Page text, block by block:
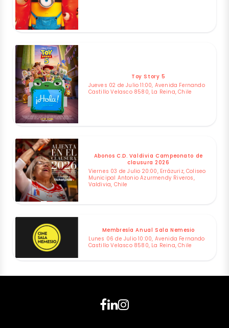
Toy Story 5
Jueves 02 de Julio 11:00, Avenida Fernando
Castillo Velasco 8580, La Reina, Chile
Abonos C.D. Valdivia Campeonato de
clausura 2026
Viernes 03 de Julio 20:00, Errázuriz, Coliseo
Municipal Antonio Azurmendy Riveros,
Valdivia, Chile
Membresía Anual Sala Nemesio
Lunes 06 de Julio 10:00, Avenida Fernando
Castillo Velasco 8580, La Reina, Chile